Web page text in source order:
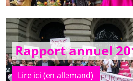
Rapport annuel
Lire ici (en allemand)